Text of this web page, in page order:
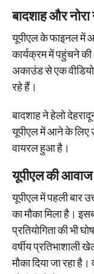
बादशाह और
यूपीएल के फाइनल में आ
कार्यक्रम में पहुंचने
अकाउंड से एक
रहे हैं।
बादशाह ने हेलो
यूपीएल में आने के लिए
वायरल हुआ है।
यूपीएल की आवाज
यूपीएल में पहली बार
का मौका मिला है।
प्रतियोगिता की भी
वर्षीय प्रतिभाशाली
मौका दिया जा रहा